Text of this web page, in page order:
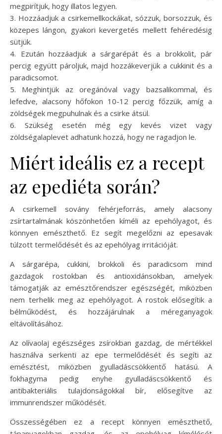
megpirítjuk, hogy illatos legyen.
3. Hozzáadjuk a csirkemellkockákat, sózzuk, borsozzuk, és
közepes lángon, gyakori kevergetés mellett fehéredésig
sütjük.
4. Ezután hozzáadjuk a sárgarépát és a brokkolit, pár
percig együtt pároljuk, majd hozzákeverjük a cukkinit és a
paradicsomot.
5. Meghintjük az oregánóval vagy bazsalikommal, és
lefedve, alacsony hőfokon 10-12 percig főzzük, amíg a
zöldségek megpuhulnak és a csirke átsül.
6. Szükség esetén még egy kevés vizet vagy
zöldségalaplevet adhatunk hozzá, hogy ne ragadjon le.
Miért ideális ez a recept
az epediéta során?
A csirkemell sovány fehérjeforrás, amely alacsony
zsírtartalmának köszönhetően kíméli az epehólyagot, és
könnyen emészthető. Ez segít megelőzni az epesavak
túlzott termelődését és az epehólyag irritációját.
A sárgarépa, cukkini, brokkoli és paradicsom mind
gazdagok rostokban és antioxidánsokban, amelyek
támogatják az emésztőrendszer egészségét, miközben
nem terhelik meg az epehólyagot. A rostok elősegítik a
bélműködést, és hozzájárulnak a méreganyagok
eltávolításához.
Az olívaolaj egészséges zsírokban gazdag, de mértékkel
használva serkenti az epe termelődését és segíti az
emésztést, miközben gyulladáscsökkentő hatású. A
fokhagyma pedig enyhe gyulladáscsökkentő és
antibakteriális tulajdonságokkal bír, elősegítve az
immunrendszer működését.
Összességében ez a recept könnyen emészthető,